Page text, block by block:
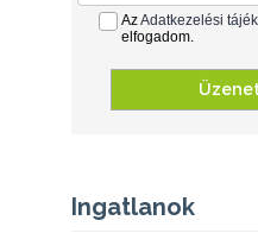
AzAdatkezelési
elfogadom.
Ingatlanok